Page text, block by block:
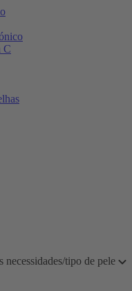
C
necessidades/tipo de pele